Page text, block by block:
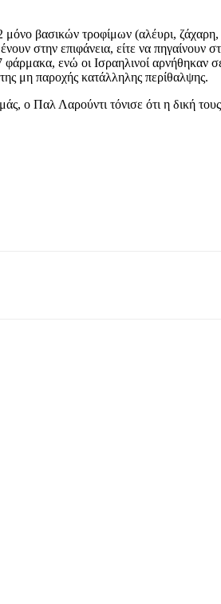
βασικών τροφίμων (αλέυρι,
στην επιφάνεια, είτε να πηγαίνουν
φάρμακα, ενώ οι Ισραηλινοί αρνήθηκαν
μη παροχής κατάλληλης περίθαλψης.
ο Παλ Λαρούντι τόνισε ότι η δική